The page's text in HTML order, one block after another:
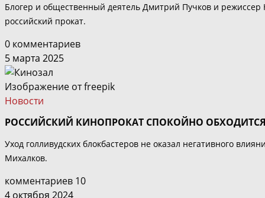
Блогер и общественный деятель Дмитрий Пучков и
российский прокат.
0 комментариев
5 марта 2025
Изображение от freepik
Новости
РОССИЙСКИЙ КИНОПРОКАТ СПОКОЙНО
Уход голливудских блокбастеров не оказал негативного
Михалков.
комментариев 10
4 октября 2024